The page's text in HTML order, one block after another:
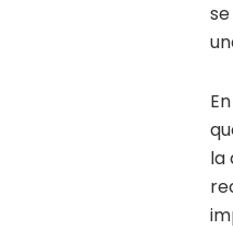
la